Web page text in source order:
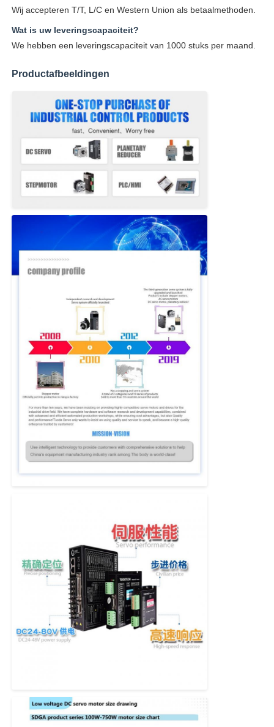
Wij accepteren T/T, L/C en Western Union als betaalmethoden.
Wat is uw leveringscapaciteit?
We hebben een leveringscapaciteit van 1000 stuks per maand.
Productafbeeldingen